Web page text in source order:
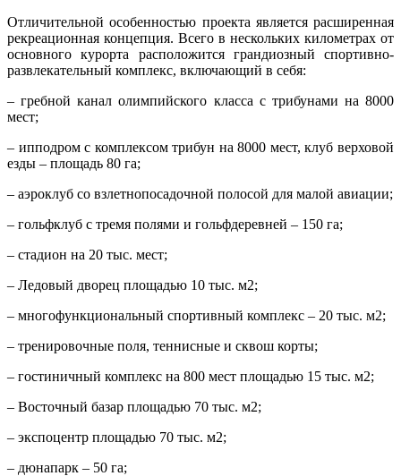
Отличительной особенностью проекта является расширенная
рекреационная концепция. Всего в нескольких километрах от
основного курорта расположится грандиозный спортивно­
развлекательный комплекс, включающий в себя:
– гребной канал олимпийского класса с трибунами на 8000
мест;
– ипподром с комплексом трибун на 8000 мест, клуб верховой
езды – площадь 80 га;
– аэроклуб со взлетно­посадочной полосой для малой авиации;
– гольф­клуб с тремя полями и гольф­деревней – 150 га;
– стадион на 20 тыс. мест;
– Ледовый дворец площадью 10 тыс. м2;
– многофункциональный спортивный комплекс – 20 тыс. м2;
– тренировочные поля, теннисные и сквош корты;
– гостиничный комплекс на 800 мест площадью 15 тыс. м2;
– Восточный базар площадью 70 тыс. м2;
– экспоцентр площадью 70 тыс. м2;
– дюнапарк – 50 га;